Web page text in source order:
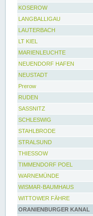
KOSEROW
LANGBALLIGAU
LAUTERBACH
LT KIEL
MARIENLEUCHTE
NEUENDORF HAFEN
NEUSTADT
Prerow
RUDEN
SASSNITZ
SCHLESWIG
STAHLBRODE
STRALSUND
THIESSOW
TIMMENDORF POEL
WARNEMÜNDE
WISMAR-BAUMHAUS
WITTOWER FÄHRE
ORANIENBURGER KANAL